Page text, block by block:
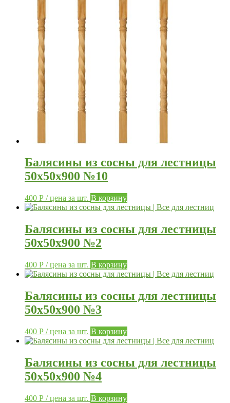
Балясины из сосны для лестницы
50х50х900 №10
400 Р / цена за шт. В корзину
Балясины из сосны для лестницы
50х50х900 №2
400 Р / цена за шт. В корзину
Балясины из сосны для лестницы
50х50х900 №3
400 Р / цена за шт. В корзину
Балясины из сосны для лестницы
50х50х900 №4
400 Р / цена за шт. В корзину